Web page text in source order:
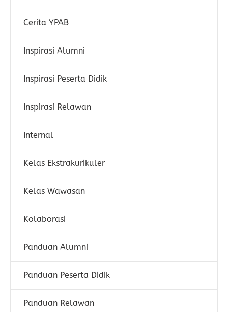
Cerita YPAB
Inspirasi Alumni
Inspirasi Peserta Didik
Inspirasi Relawan
Internal
Kelas Ekstrakurikuler
Kelas Wawasan
Kolaborasi
Panduan Alumni
Panduan Peserta Didik
Panduan Relawan